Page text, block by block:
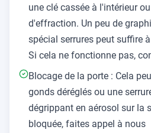
une clé cassée à l'intérieur
d'effraction. Un peu de
spécial serrures peut suffire
Si cela ne fonctionne pas,
Blocage de la porte : Cela
gonds déréglés ou une
dégrippant en aérosol sur la
bloquée, faites appel à nous